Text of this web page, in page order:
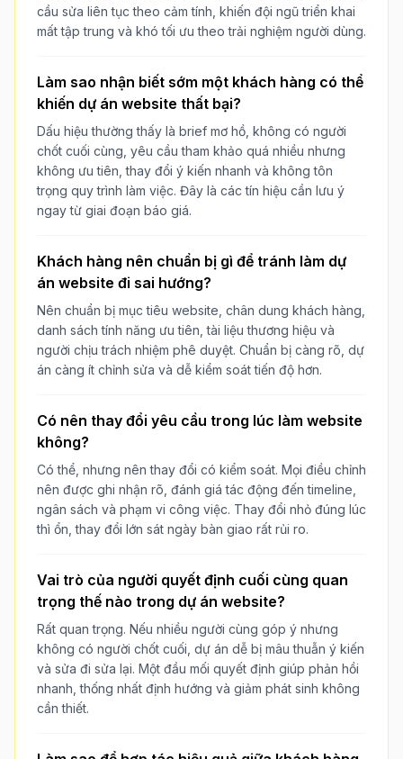
cầu sửa liên tục theo cảm tính, khiến đội ngũ triển khai
mất tập trung và khó tối ưu theo trải nghiệm người dùng.
Làm sao nhận biết sớm một khách hàng có thể
khiến dự án website thất bại?
Dấu hiệu thường thấy là brief mơ hồ, không có người
chốt cuối cùng, yêu cầu tham khảo quá nhiều nhưng
không ưu tiên, thay đổi ý kiến nhanh và không tôn
trọng quy trình làm việc. Đây là các tín hiệu cần lưu ý
ngay từ giai đoạn báo giá.
Khách hàng nên chuẩn bị gì để tránh làm dự
án website đi sai hướng?
Nên chuẩn bị mục tiêu website, chân dung khách hàng,
danh sách tính năng ưu tiên, tài liệu thương hiệu và
người chịu trách nhiệm phê duyệt. Chuẩn bị càng rõ, dự
án càng ít chỉnh sửa và dễ kiểm soát tiến độ hơn.
Có nên thay đổi yêu cầu trong lúc làm website
không?
Có thể, nhưng nên thay đổi có kiểm soát. Mọi điều chỉnh
nên được ghi nhận rõ, đánh giá tác động đến timeline,
ngân sách và phạm vi công việc. Thay đổi nhỏ đúng lúc
thì ổn, thay đổi lớn sát ngày bàn giao rất rủi ro.
Vai trò của người quyết định cuối cùng quan
trọng thế nào trong dự án website?
Rất quan trọng. Nếu nhiều người cùng góp ý nhưng
không có người chốt cuối, dự án dễ bị mâu thuẫn ý kiến
và sửa đi sửa lại. Một đầu mối quyết định giúp phản hồi
nhanh, thống nhất định hướng và giảm phát sinh không
cần thiết.